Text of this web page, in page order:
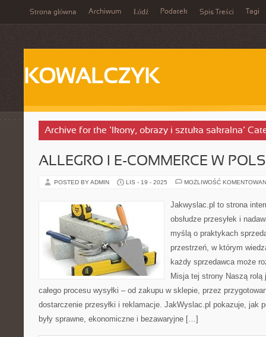
Strona główna Archiwum Łódź Podatek Spis Treści Tagi
KOWALCZYK
Archive for the ‘Ikony, obrazy i sztuka sakralna’
ALLEGRO I E-COMMERCE W
POSTED BY ADMIN LIS - 19 - 2025 MOŻLIWOŚĆ
Jakwyslac.pl to strona
obsłudze przesyłek i
myślą o praktykach
przestrzeń, w którym
każdy sprzedawca może
Misja tej strony Naszą
całego procesu wysyłki – od zakupu w sklepie, przez
dostarczenie przesyłki i reklamacje. JakWyslac.pl pokazuje, jak
były sprawne, ekonomiczne i bezawaryjne […]